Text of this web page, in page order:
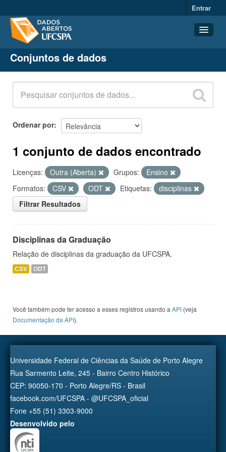
Entrar
Conjuntos de dados
Organizações
Grupos
Sobre
Conjuntos de dados
Ordenar por
1 conjunto de dados encontrado
Licenças: Outra (Aberta) Grupos:
Ensino
Formatos:
CSV ODT Etiquetas:
disciplinas
Filtrar Resultados
Disciplinas da Graduação
Relação de disciplinas da graduação da UFCSPA.
CSV ODT
Você também pode ter acesso a esses registros usando a API (veja
Documentação da API).
Universidade Federal de Ciências da Saúde de Porto Alegre
Rua Sarmento Leite, 245 - Bairro Centro Histórico
CEP: 90050-170 - Porto Alegre/RS - Brasil
facebook.com/UFCSPA - @UFCSPA_oficial
Fone +55 (51) 3303-9000
Desenvolvido pelo